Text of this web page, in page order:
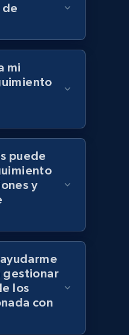
description,
price, Discount,
Comenzar ahora
name, Price,
Description, and
by category url
name, Price,
Description, and
de
mi
puede
y
gestionar
los
con